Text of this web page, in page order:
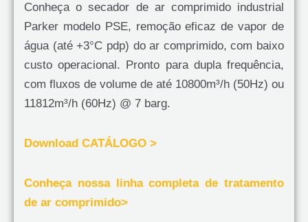
Conheça o secador de ar comprimido industrial
Parker modelo PSE, remoção eficaz de vapor de
água (até +3°C pdp) do ar comprimido, com baixo
custo operacional. Pronto para dupla frequência,
com fluxos de volume de até 10800m³/h (50Hz) ou
11812m³/h (60Hz) @ 7 barg.
Download CATÁLOGO >
Conheça nossa linha completa de tratamento
de ar comprimido>